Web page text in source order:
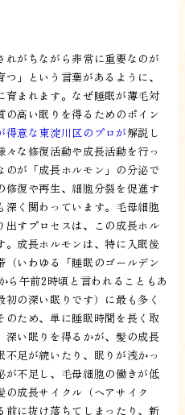
がちながら非常に重要なのが
」という言葉があるように、
まれます。なぜ睡眠が薄毛対
高い眠りを得るためのポイン
得意な東淀川区のプロが解説し
な修復活動や成長活動を行っ
が「成長ホルモン」の分泌で
復や再生、細胞分裂を促進す
深く関わっています。毛母細胞
出すプロセスは、この成長ホル
。成長ホルモンは、特に入眠後
いわゆる「睡眠のゴールデン
ら午前2時頃と言われることもあ
の深い眠りです）に最も多く
ため、単に睡眠時間を長く取
深い眠りを得るかが、髪の成長
足が続いたり、眠りが浅かっ
が不足し、毛母細胞の働きが低
成長サイクル（ヘアサイク
前に抜け落ちてしまったり、新